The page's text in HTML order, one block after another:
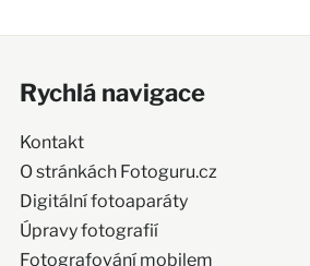
Rychlá navigace
Kontakt
O stránkách Fotoguru.cz
Digitální fotoaparáty
Úpravy fotografií
Fotografování mobilem